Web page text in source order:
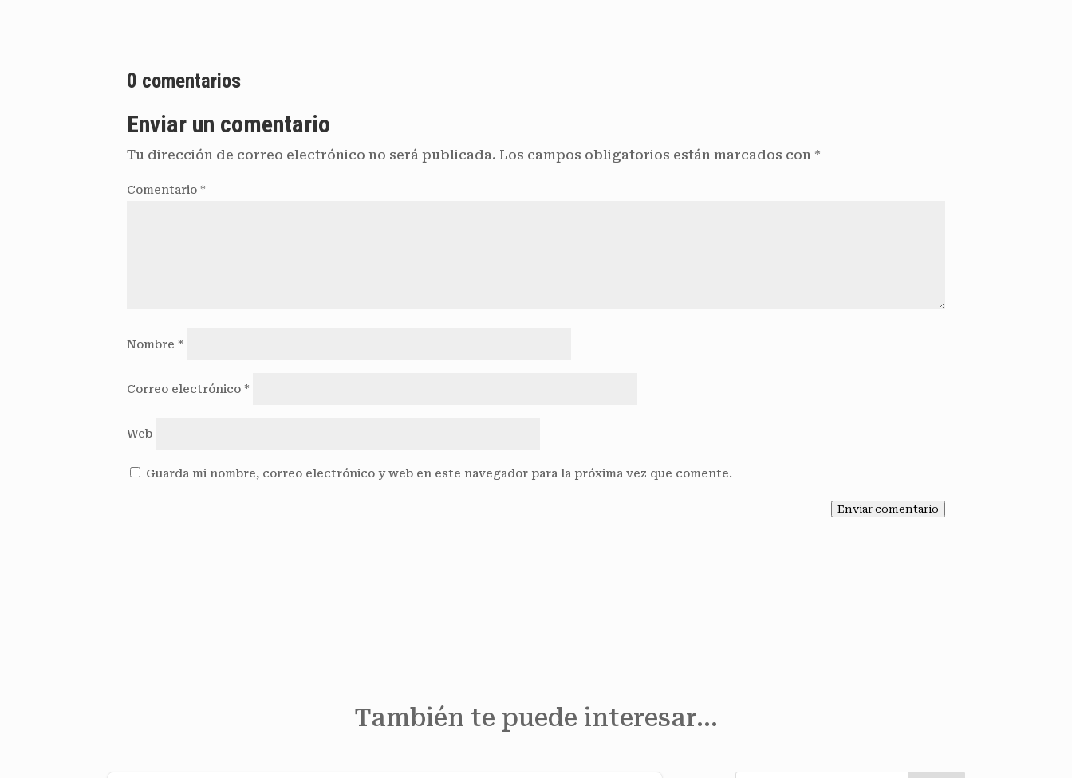
0 comentarios
Enviar un comentario
Tu dirección de correo electrónico no será publicada. Los campos obligatorios están marcados con *
Comentario*
Nombre*
Correo electrónico*
Web
Guarda mi nombre, correo electrónico y web en este navegador para la próxima vez que comente.
Enviar comentario
También te puede interesar…